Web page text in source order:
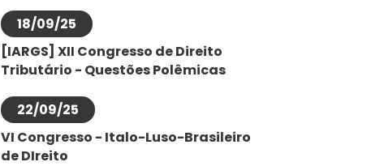
18/09/25
[IARGS] XII Congresso de Direito
Tributário - Questões Polêmicas
22/09/25
VI Congresso - Italo-Luso-Brasileiro
de DIreito